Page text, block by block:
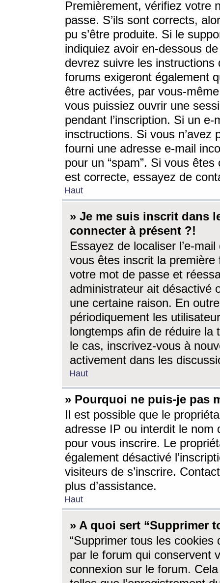
Premièrement, vérifiez votre
passe. S’ils sont corrects,
pu s’être produite. Si le
indiquiez avoir en-dessous
devrez suivre les
forums exigeront également
être activées, par vous-
vous puissiez ouvrir une
pendant l’inscription. Si un
insctructions. Si vous n’avez
fourni une adresse e-mail
pour un “spam”. Si vous
est correcte, essayez de
Haut
» Je me suis inscrit dans
connecter à présent ?!
Essayez de localiser l’e-
vous êtes inscrit la première
votre mot de passe et
administrateur ait désactivé
une certaine raison. En
périodiquement les
longtemps afin de réduire la
le cas, inscrivez-vous à
activement dans les
Haut
» Pourquoi ne puis-je pas
Il est possible que le
adresse IP ou interdit le nom
pour vous inscrire. Le
également désactivé
visiteurs de s’inscrire.
plus d’assistance.
Haut
» A quoi sert “Supprimer
“Supprimer tous les cookies
par le forum qui conservent
connexion sur le forum.